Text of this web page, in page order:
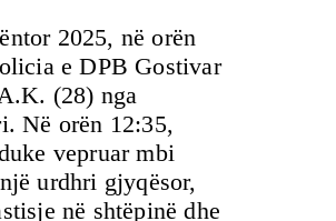
2025, në orën
e DPB Gostivar
(28) nga
Në orën 12:35,
vepruar mbi
urdhri gjyqësor,
në shtëpinë dhe